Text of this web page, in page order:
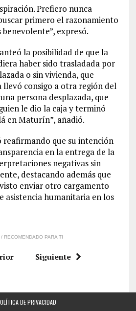
Prefiero nunca
primero el razonamiento
benevolente”, expresó.
la posibilidad de que la
haber sido trasladada por
o sin vivienda, que
consigo a otra región del
persona desplazada, que
le dio la caja y terminó
en Maturín”, añadió.
que su intención
en la entrega de la
negativas sin
destacando además que
enviar otro cargamento
asistencia humanitaria en los
RECOMENDADO PARA TI
Siguiente
DE PRIVACIDAD